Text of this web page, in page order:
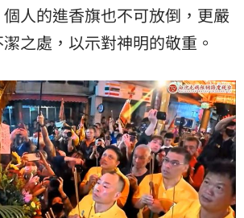
人的進香旗也不可放倒，更嚴
之處，以示對神明的敬重。